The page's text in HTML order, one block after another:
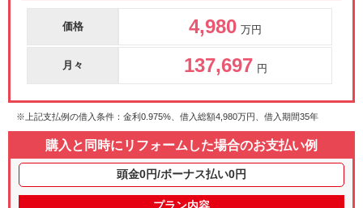
価格 4,980 万円
月々 137,697 円
※上記支払例の借入条件：金利0.975%、借入総額4,980万円、借入期間35年
購入と同時にリフォームした場合のお支払い例
頭金0円/ボーナス払い0円